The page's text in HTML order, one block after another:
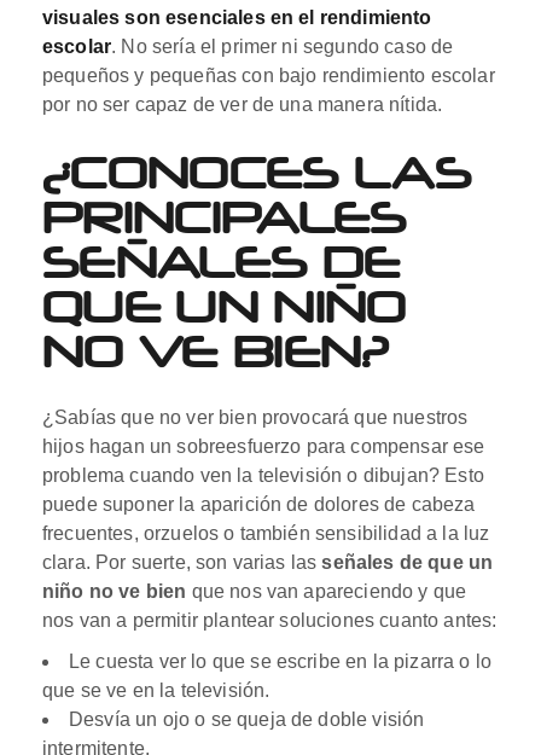
visuales son esenciales en el rendimiento
escolar. No sería el primer ni segundo caso de
pequeños y pequeñas con bajo rendimiento escolar
por no ser capaz de ver de una manera nítida.
¿CONOCES LAS
PRINCIPALES
SEÑALES DE
QUE UN NIÑO
NO VE BIEN?
¿Sabías que no ver bien provocará que nuestros
hijos hagan un sobreesfuerzo para compensar ese
problema cuando ven la televisión o dibujan? Esto
puede suponer la aparición de dolores de cabeza
frecuentes, orzuelos o también sensibilidad a la luz
clara. Por suerte, son varias lasseñales de que un
niño no ve bien que nos van apareciendo y que
nos van a permitir plantear soluciones cuanto antes:
Le cuesta ver lo que se escribe en la pizarra o lo
que se ve en la televisión.
Desvía un ojo o se queja de doble visión
intermitente.